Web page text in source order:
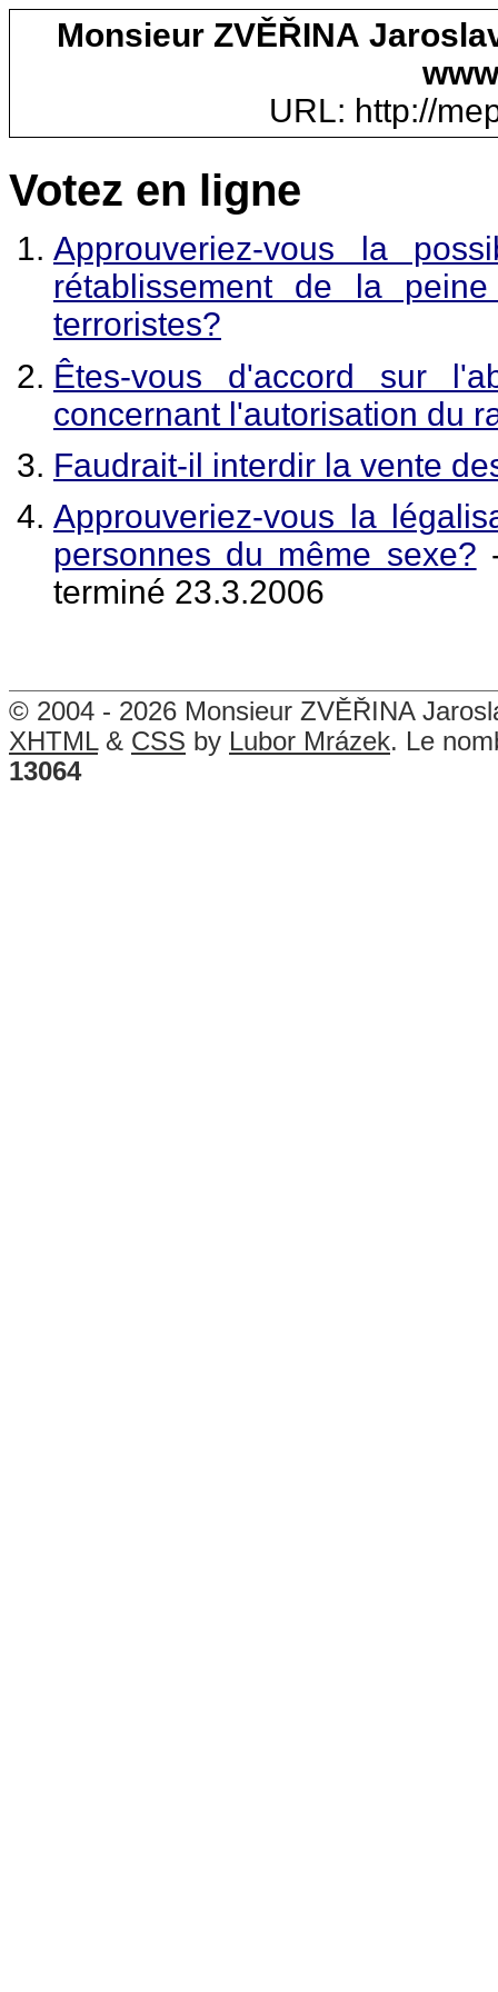
Monsieur ZVĚŘINA
URL: http://
Votez en ligne
Approuveriez-vous la
rétablissement de la
terroristes?
Êtes-vous d'accord sur
concernant l'autorisation du
Faudrait-il interdir la vente
Approuveriez-vous la
personnes du même sexe?
terminé 23.3.2006
© 2004 - 2026 Monsieur ZVĚŘINA
XHTML& CSS by Lubor Mrázek. Le
13064